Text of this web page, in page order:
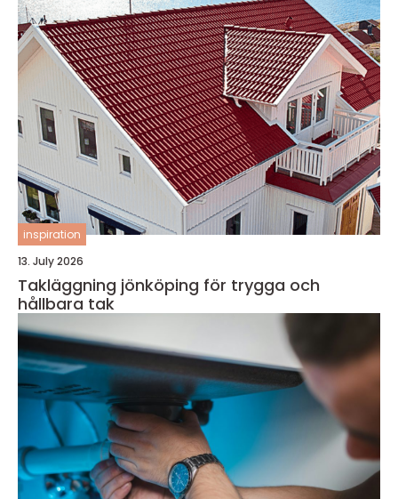
inspiration
13. July 2026
Takläggning jönköping för trygga och
hållbara tak